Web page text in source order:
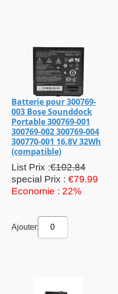
Batterie pour 300769-
003 Bose Sounddock
Portable 300769-001
300769-002 300769-004
300770-001 16.8V 32Wh
(compatible)
List Prix :€102.84
special Prix : €79.99
Economie : 22%
Ajouter: 0